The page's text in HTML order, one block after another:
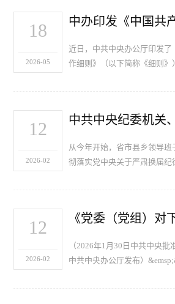
18
2026-05
近日，中共中央办公厅印发了
作细则》（以下简称《细则
12
2026-02
从今年开始，省市县乡领导
彻落实党中央关于严肃换届
12
2026-02
（2026年1月30日中共中央批
中共中央办公厅发布）